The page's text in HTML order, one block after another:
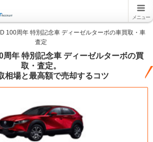
メニュー
100周年 特別記念車 ディーゼルターボの車買取・車
査定
周年 特別記念車 ディーゼルターボの買
取・査定。
相場と最高額で売却するコツ